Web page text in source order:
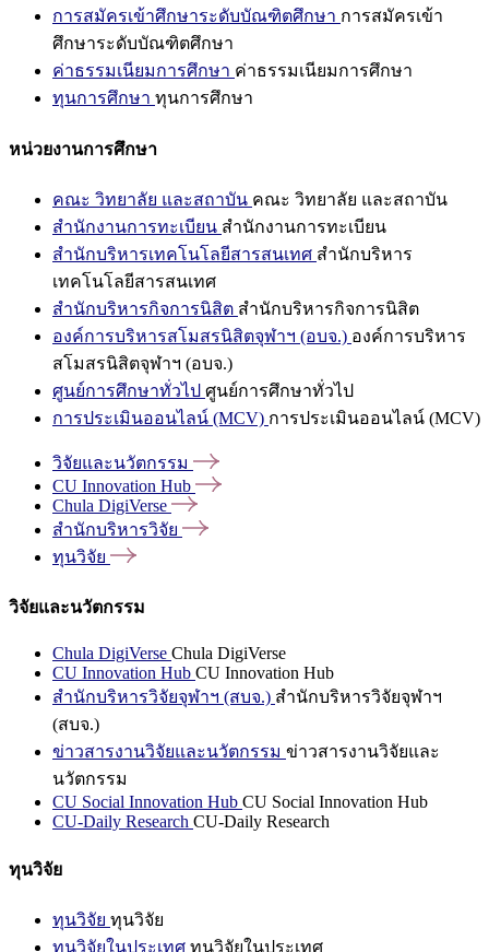
การสมัครเข้าศึกษาระดับบัณฑิตศึกษา การสมัครเข้า
ศึกษาระดับบัณฑิตศึกษา
ค่าธรรมเนียมการศึกษา ค่าธรรมเนียมการศึกษา
ทุนการศึกษา ทุนการศึกษา
หน่วยงานการศึกษา
คณะ วิทยาลัย และสถาบัน คณะ วิทยาลัย และสถาบัน
สำนักงานการทะเบียน สำนักงานการทะเบียน
สำนักบริหารเทคโนโลยีสารสนเทศ สำนักบริหาร
เทคโนโลยีสารสนเทศ
สำนักบริหารกิจการนิสิต สำนักบริหารกิจการนิสิต
องค์การบริหารสโมสรนิสิตจุฬาฯ (อบจ.) องค์การบริหาร
สโมสรนิสิตจุฬาฯ (อบจ.)
ศูนย์การศึกษาทั่วไป ศูนย์การศึกษาทั่วไป
การประเมินออนไลน์ (MCV) การประเมินออนไลน์ (MCV)
วิจัยและนวัตกรรม
CU Innovation Hub
Chula DigiVerse
สำนักบริหารวิจัย
ทุนวิจัย
วิจัยและนวัตกรรม
Chula DigiVerse Chula DigiVerse
CU Innovation Hub CU Innovation Hub
สำนักบริหารวิจัยจุฬาฯ (สบจ.) สำนักบริหารวิจัยจุฬาฯ
(สบจ.)
ข่าวสารงานวิจัยและนวัตกรรม ข่าวสารงานวิจัยและ
นวัตกรรม
CU Social Innovation Hub CU Social Innovation Hub
CU-Daily Research CU-Daily Research
ทุนวิจัย
ทุนวิจัย ทุนวิจัย
ทุนวิจัยในประเทศ ทุนวิจัยในประเทศ